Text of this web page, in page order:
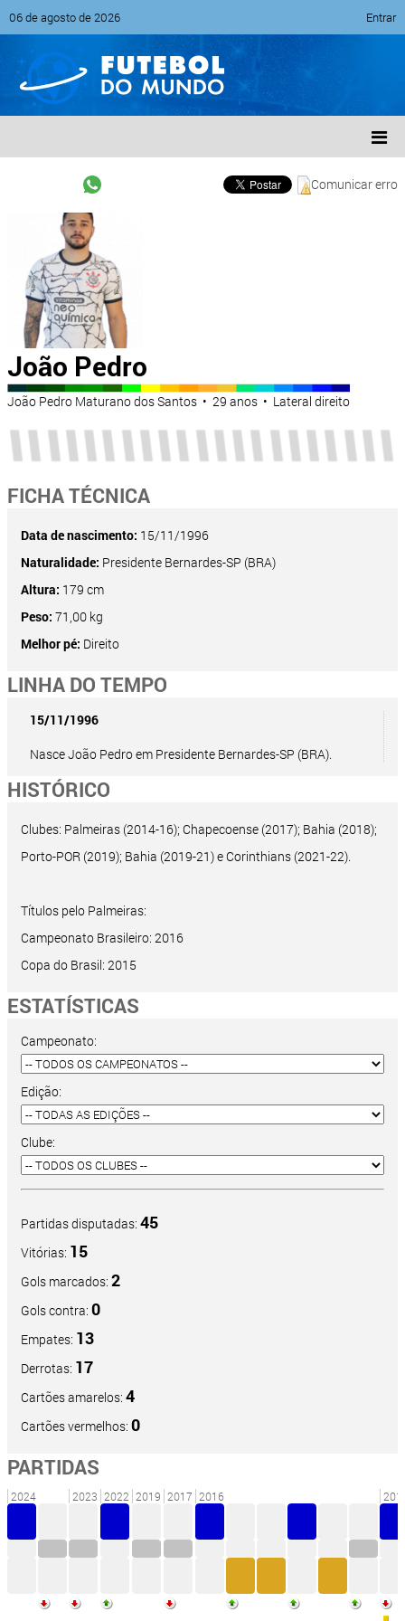
06 de agosto de 2026 Entrar
Comunicar erro
João Pedro
João Pedro Maturano dos Santos • 29 anos • Lateral direito
FICHA TÉCNICA
Data de nascimento: 15/11/1996
Naturalidade: Presidente Bernardes-SP (BRA)
Altura: 179 cm
Peso: 71,00 kg
Melhor pé: Direito
LINHA DO TEMPO
15/11/1996
Nasce João Pedro em Presidente Bernardes-SP (BRA).
HISTÓRICO
Clubes: Palmeiras (2014-16); Chapecoense (2017); Bahia (2018);
Porto-POR (2019); Bahia (2019-21) e Corinthians (2021-22).
Títulos pelo Palmeiras:
Campeonato Brasileiro: 2016
Copa do Brasil: 2015
ESTATÍSTICAS
Campeonato:
Edição:
Clube:
Partidas disputadas: 45
Vitórias: 15
Gols marcados: 2
Gols contra: 0
Empates: 13
Derrotas: 17
Cartões amarelos: 4
Cartões vermelhos: 0
PARTIDAS
2024 2023 2022 2019 2017 2016